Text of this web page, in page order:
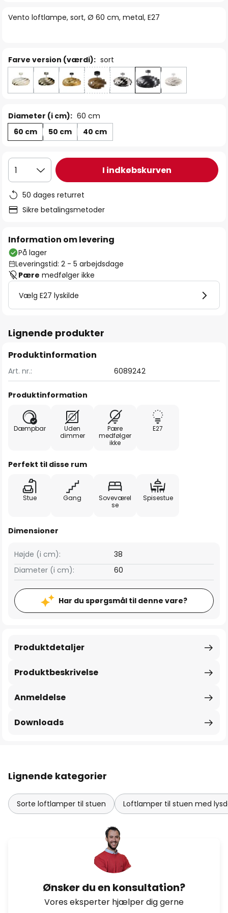
Vento loftlampe, sort, Ø 60 cm, metal, E27
Farve version (værdi): sort
Diameter (i cm): 60 cm
60 cm
50 cm 40 cm
1 I indkøbskurven
50 dages returret
Sikre betalingsmetoder
Information om levering
På lager
Leveringstid: 2 - 5 arbejdsdage
Pære medfølger ikke
Vælg E27 lyskilde
Lignende produkter
Produktinformation
Art. nr.: 6089242
Produktinformation
Dæmpbar
Uden
dimmer
Pære
medfølger
ikke
E27
Perfekt til disse rum
Stue Gang
Soveværel
se
Spisestue
Dimensioner
Højde (i cm):
38
Diameter (i cm):
60
Har du spørgsmål til denne vare?
Produktbeskrivelse
Produktdetaljer
Anmeldelse
Downloads
Lignende kategorier
Sorte loftlamper til stuen Loftlamper til stuen med
Ønsker du en konsultation?
Vores eksperter hjælper dig gerne